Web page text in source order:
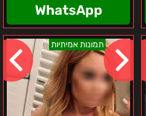
WhatsApp
תמונות אמיתיות
באזור
הצפון
-
קרינה